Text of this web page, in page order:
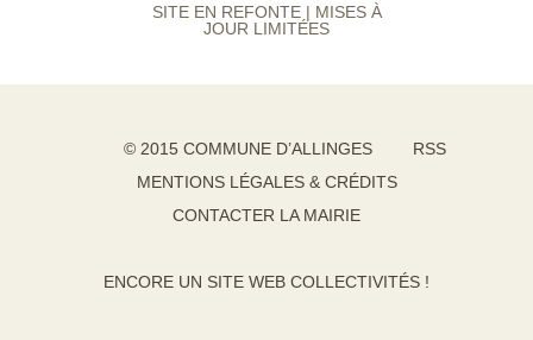
SITE EN REFONTE | MISES À
JOUR LIMITÉES
© 2015 COMMUNE D’ALLINGES
RSS
MENTIONS LÉGALES & CRÉDITS
CONTACTER LA MAIRIE
ENCORE UN SITE WEB COLLECTIVITÉS !